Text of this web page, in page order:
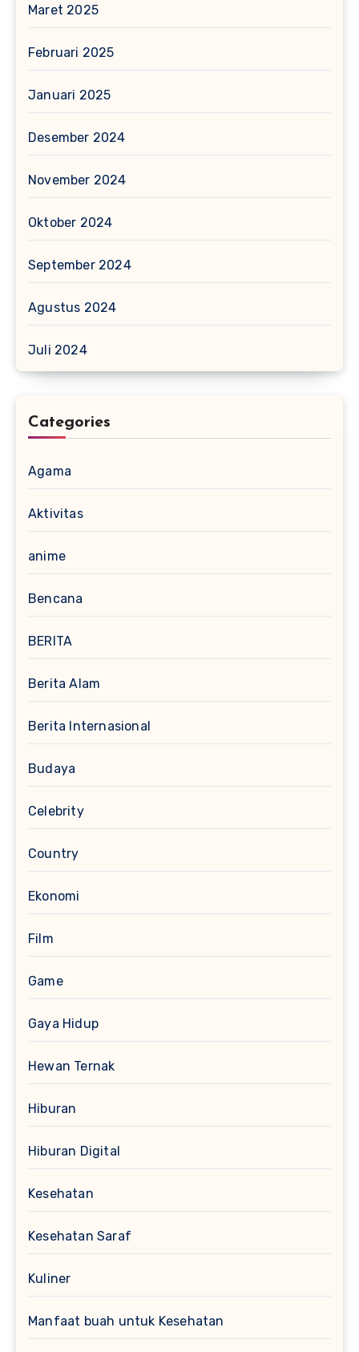
Maret 2025
Februari 2025
Januari 2025
Desember 2024
November 2024
Oktober 2024
September 2024
Agustus 2024
Juli 2024
Categories
Agama
Aktivitas
anime
Bencana
BERITA
Berita Alam
Berita Internasional
Budaya
Celebrity
Country
Ekonomi
Film
Game
Gaya Hidup
Hewan Ternak
Hiburan
Hiburan Digital
Kesehatan
Kesehatan Saraf
Kuliner
Manfaat buah untuk Kesehatan